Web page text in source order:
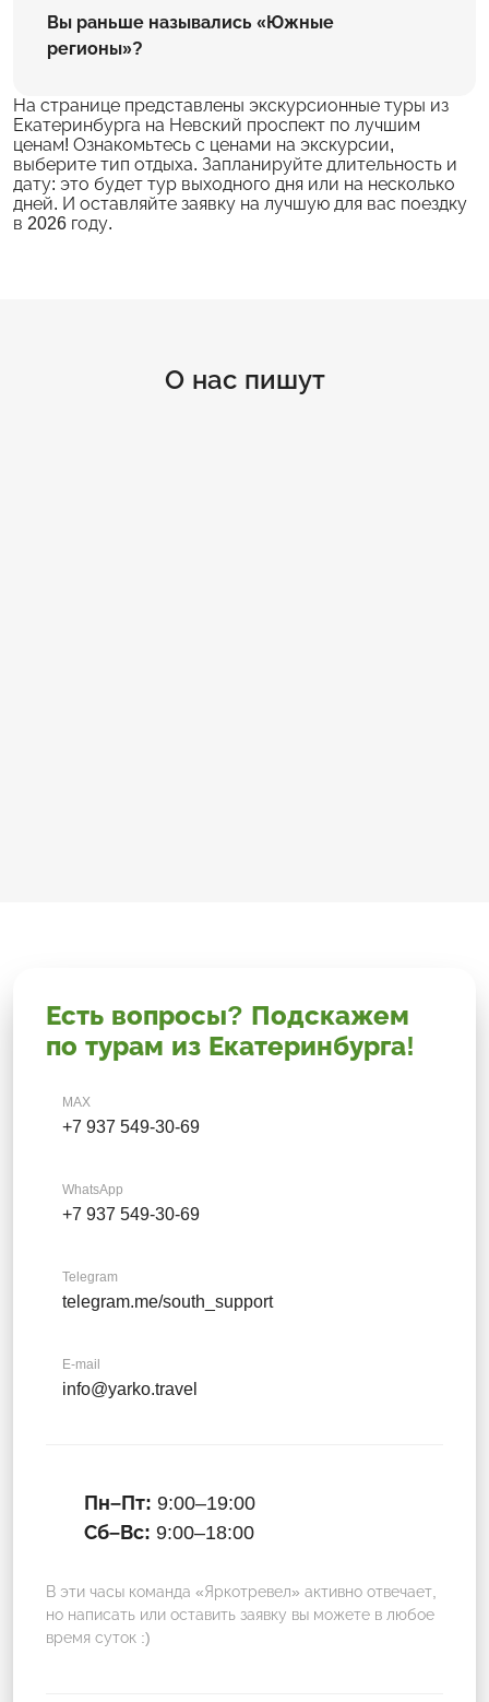
Вы раньше назывались «Южные
регионы»?
На странице представлены экскурсионные туры из
Екатеринбурга на Невский проспект по лучшим
ценам! Ознакомьтесь с ценами на экскурсии,
выберите тип отдыха. Запланируйте длительность и
дату: это будет тур выходного дня или на несколько
дней. И оставляйте заявку на лучшую для вас поездку
в 2026 году.
О нас пишут
Есть вопросы? Подскажем
по турам из Екатеринбурга!
MAX
+7 937 549-30-69
WhatsApp
+7 937 549-30-69
Telegram
telegram.me/south_support
E-mail
info@yarko.travel
Пн–Пт: 9:00–19:00
Сб–Вс: 9:00–18:00
В эти часы команда «Яркотревел» активно отвечает,
но написать или оставить заявку вы можете в любое
время суток :)